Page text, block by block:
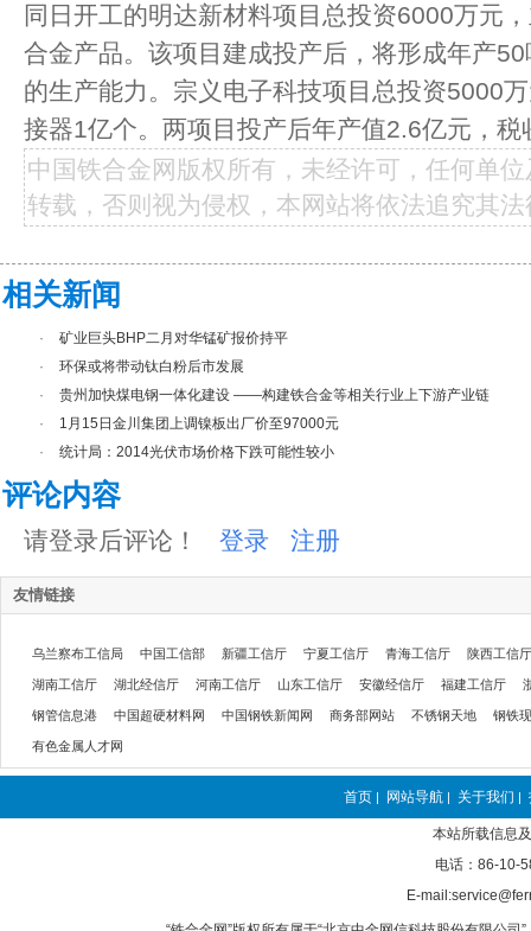
同日开工的明达新材料项目总投资6000万元
合金产品。该项目建成投产后，将形成年产
的生产能力。宗义电子科技项目总投资5000
接器1亿个。两项目投产后年产值2.6亿元，税
中国铁合金网版权所有，未经许可，任何单
转载，否则视为侵权，本网站将依法追究其
相关新闻
·
矿业巨头BHP二月对华锰矿报价持平
·
环保或将带动钛白粉后市发展
·
贵州加快煤电钢一体化建设 ——构建铁合金等相关行业上下游产业链
·
1月15日金川集团上调镍板出厂价至97000元
·
统计局：2014光伏市场价格下跌可能性较小
评论内容
请登录后评论！ 登录 注册
友情链接
乌兰察布工信局 中国工信部 新疆工信厅 宁夏工信厅 青海工信厅 陕西工信厅
湖南工信厅 湖北经信厅 河南工信厅 山东工信厅 安徽经信厅 福建工信厅
钢管信息港 中国超硬材料网 中国钢铁新闻网 商务部网站 不锈钢天地 钢铁
有色金属人才网
首页 | 网站导航 | 关于我们 |
本站所载信息
电话：86-10-
E-